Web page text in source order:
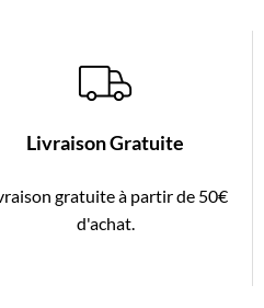
Livraison Gratuite
gratuite à partir de 50€
d'achat.